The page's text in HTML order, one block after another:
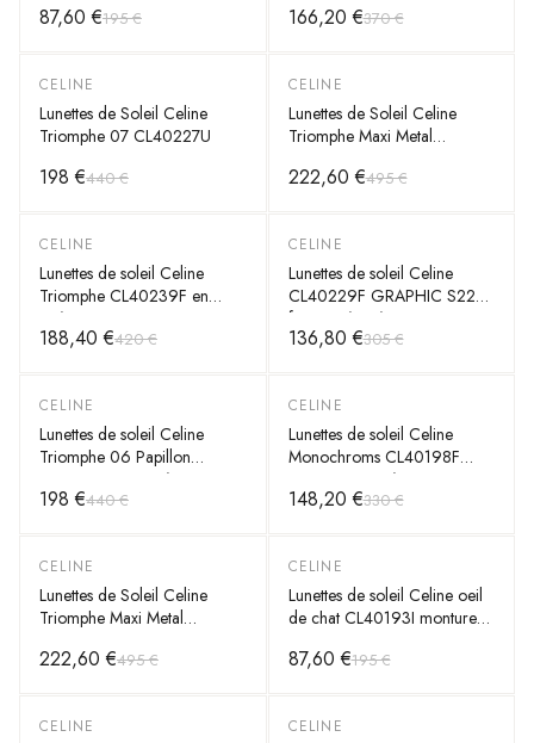
87,60 €195 € 166,20 €370 €
-55 %
CELINE
Lunettes de Soleil Celine
Triomphe 07 CL40227U
198 €440 €
-55 %
CELINE
Lunettes de Soleil Celine
Triomphe Maxi Metal
222,60 €495 €
-55 %
CELINE
Lunettes de soleil Celine
Triomphe CL40239F en
acétate
188,40 €420 €
-55 %
CELINE
Lunettes de soleil Celine
CL40229F GRAPHIC S229
forme géométrique
136,80 €305 €
-55 %
CELINE
Lunettes de soleil Celine
Triomphe 06 Papillon
CL40226U en acétate
198 €440 €
-55 %
CELINE
Lunettes de soleil Celine
Monochroms CL40198F
monture en acétate
148,20 €330 €
-55 %
CELINE
Lunettes de Soleil Celine
Triomphe Maxi Metal
222,60 €495 €
-55 %
CELINE
Lunettes de soleil Celine oeil
de chat CL40193I monture
87,60 €195 €
-55 %
CELINE -55 %
CELINE